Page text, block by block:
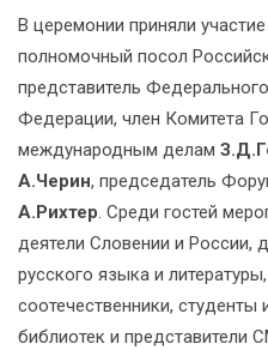
В церемонии приняли
полномочный посол
представитель
Федерации, член Комитета
международным делам
А.Черин, председатель
А.Рихтер. Среди гостей
деятели Словении и России,
русского языка и
соотечественники, студенты
библиотек и представители